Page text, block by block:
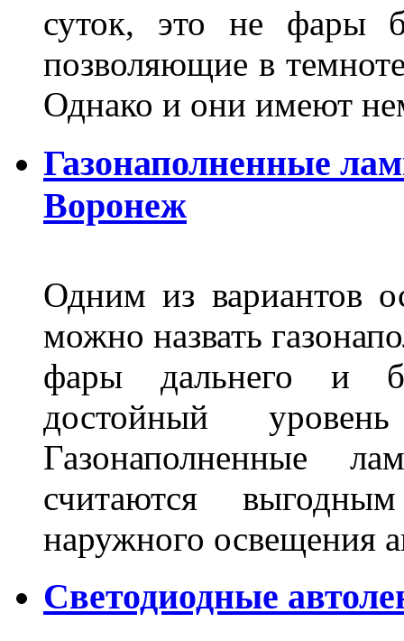
суток, это не фары
позволяющие в
Однако и они имеют
Газонаполненные
Воронеж
Одним из вариантов
можно назвать
фары дальнего и
достойный
Газонаполненные
считаются
наружного освещения
Светодиодные